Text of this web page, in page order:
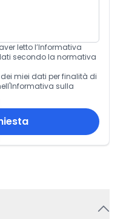
letto l’Informativa
secondo la normativa
miei dati per finalità di
sulla